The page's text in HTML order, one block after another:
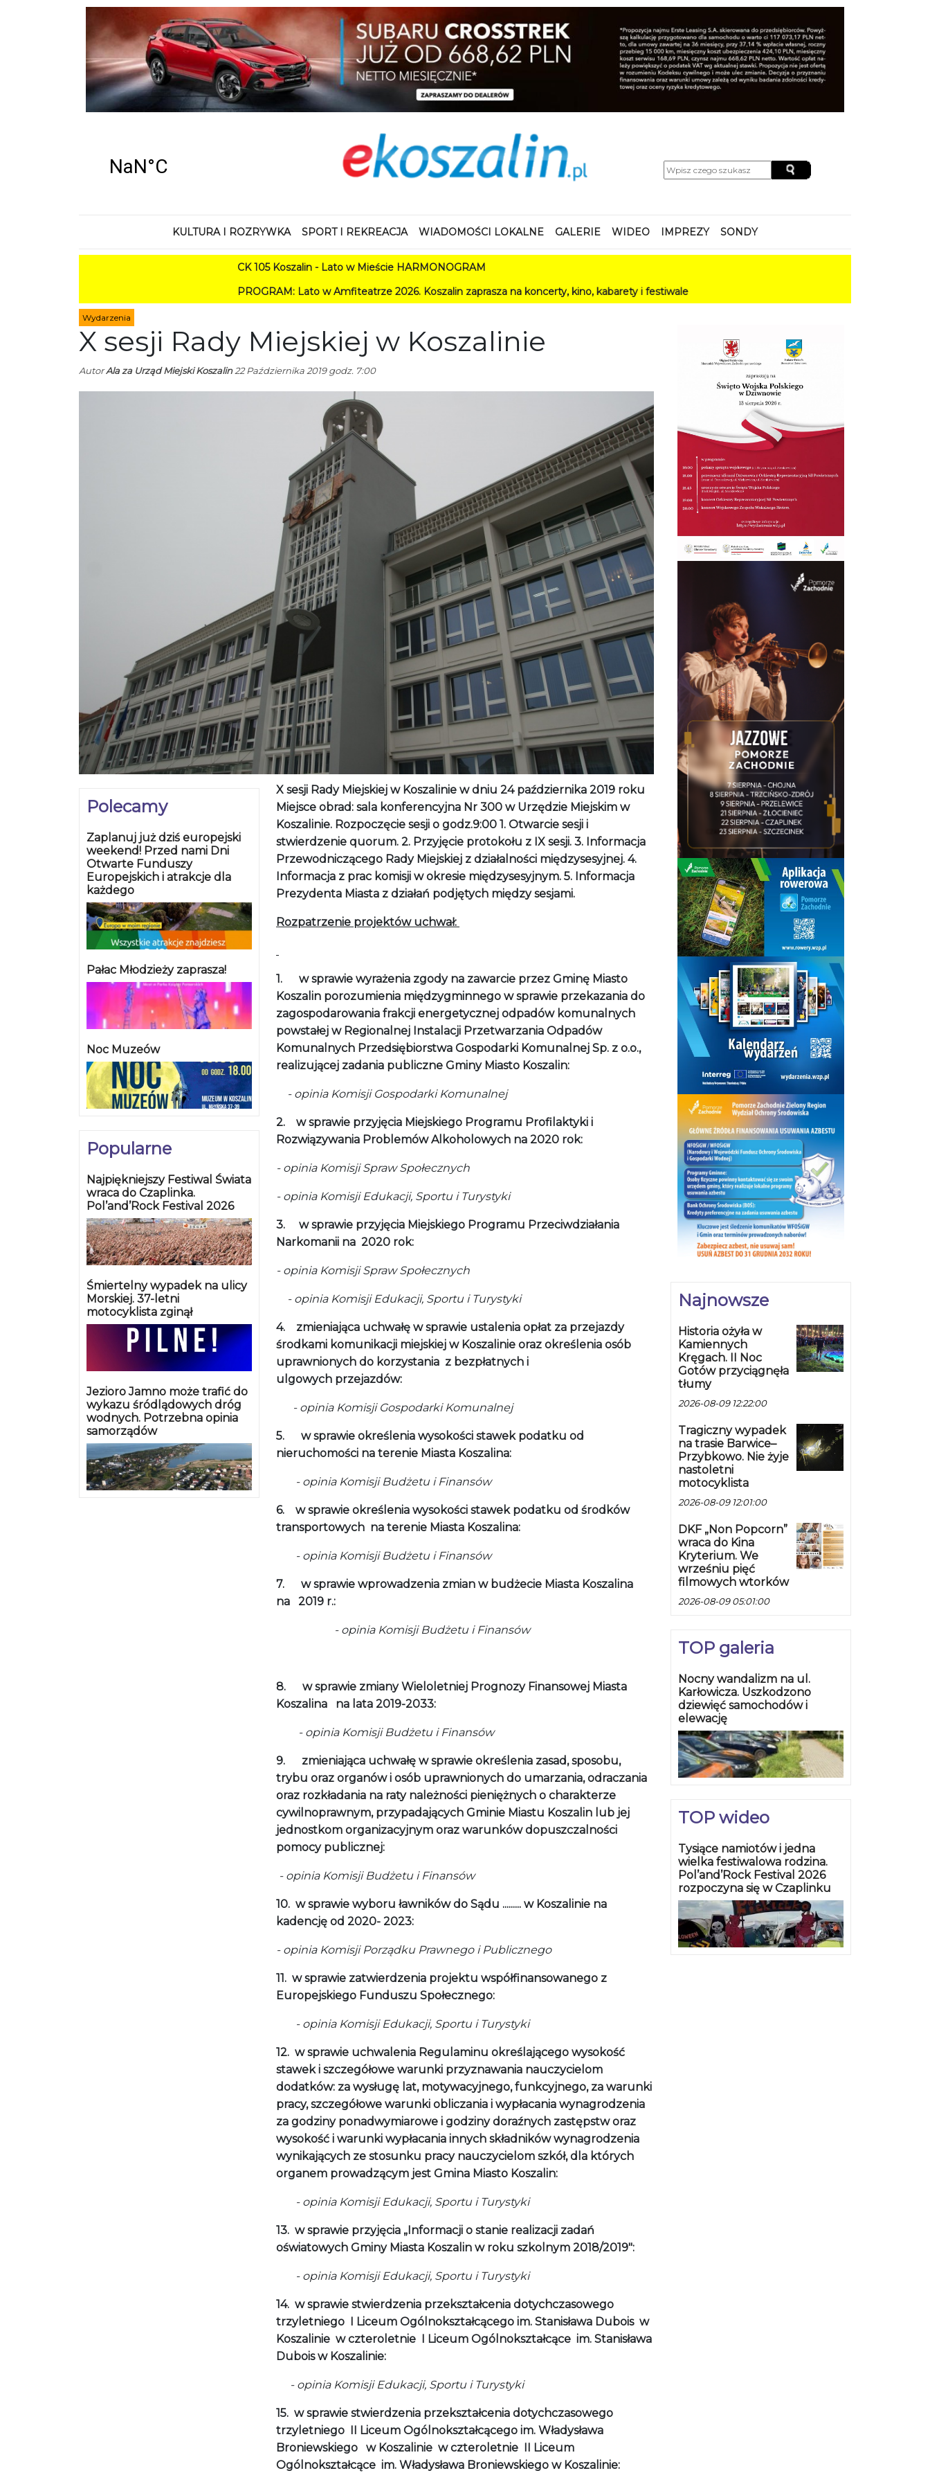
KULTURA I ROZRYWKA SPORT I REKREACJA WIADOMOŚCI LOKALNE GALERIE WIDEO IMPREZY SONDY
CK 105 Koszalin - Lato w Mieście HARMONOGRAM
PROGRAM: Lato w Amfiteatrze 2026. Koszalin zaprasza na koncerty, kino, kabarety i festiwale
Wydarzenia
X sesji Rady Miejskiej w Koszalinie
AutorAla za Urząd Miejski Koszalin22 Października 2019 godz. 7:00
Polecamy
Zaplanuj już dziś europejski
weekend! Przed nami Dni
Otwarte Funduszy
Europejskich i atrakcje dla
każdego
Pałac Młodzieży zaprasza!
Noc Muzeów
Popularne
Najpiękniejszy Festiwal Świata
wraca do Czaplinka.
Pol’and’Rock Festival 2026
Śmiertelny wypadek na ulicy
Morskiej. 37-letni
motocyklista zginął
Jezioro Jamno może trafić do
wykazu śródlądowych dróg
wodnych. Potrzebna opinia
samorządów
X sesji Rady Miejskiej w Koszalinie w dniu 24 października 2019 roku
Miejsce obrad: sala konferencyjna Nr 300 w Urzędzie Miejskim w
Koszalinie. Rozpoczęcie sesji o godz.9:00 1. Otwarcie sesji i
stwierdzenie quorum. 2. Przyjęcie protokołu z IX sesji. 3. Informacja
Przewodniczącego Rady Miejskiej z działalności międzysesyjnej. 4.
Informacja z prac komisji w okresie międzysesyjnym. 5. Informacja
Prezydenta Miasta z działań podjętych między sesjami.
Rozpatrzenie projektów uchwał:
1.
w sprawie wyrażenia zgody na zawarcie przez Gminę Miasto
Koszalin porozumienia międzygminnego w sprawie przekazania do
zagospodarowania frakcji energetycznej odpadów komunalnych
powstałej w Regionalnej Instalacji Przetwarzania Odpadów
Komunalnych Przedsiębiorstwa Gospodarki Komunalnej Sp. z o.o.,
realizującej zadania publiczne Gminy Miasto Koszalin:
- opinia Komisji Gospodarki Komunalnej
2.
w sprawie przyjęcia Miejskiego Programu Profilaktyki i
Rozwiązywania Problemów Alkoholowych na 2020 rok:
- opinia Komisji Spraw Społecznych
- opinia Komisji Edukacji, Sportu i Turystyki
3.
w sprawie przyjęcia Miejskiego Programu Przeciwdziałania
Narkomanii na 2020 rok:
- opinia Komisji Spraw Społecznych
- opinia Komisji Edukacji, Sportu i Turystyki
4.
zmieniająca uchwałę w sprawie ustalenia opłat za przejazdy
środkami komunikacji miejskiej w Koszalinie oraz określenia osób
uprawnionych do korzystania z bezpłatnych i
ulgowych przejazdów:
- opinia Komisji Gospodarki Komunalnej
5.
w sprawie określenia wysokości stawek podatku od
nieruchomości na terenie Miasta Koszalina:
- opinia Komisji Budżetu i Finansów
6.
w sprawie określenia wysokości stawek podatku od środków
transportowych na terenie Miasta Koszalina:
- opinia Komisji Budżetu i Finansów
7.
w sprawie wprowadzenia zmian w budżecie Miasta Koszalina
na 2019 r.:
- opinia Komisji Budżetu i Finansów
8.
w sprawie zmiany Wieloletniej Prognozy Finansowej Miasta
Koszalina na lata 2019-2033:
- opinia Komisji Budżetu i Finansów
9.
zmieniająca uchwałę w sprawie określenia zasad, sposobu,
trybu oraz organów i osób uprawnionych do umarzania, odraczania
oraz rozkładania na raty należności pieniężnych o charakterze
cywilnoprawnym, przypadających Gminie Miastu Koszalin lub jej
jednostkom organizacyjnym oraz warunków dopuszczalności
pomocy publicznej:
- opinia Komisji Budżetu i Finansów
10. w sprawie wyboru ławników do Sądu ......... w Koszalinie na
kadencję od 2020- 2023:
- opinia Komisji Porządku Prawnego i Publicznego
11. w sprawie zatwierdzenia projektu współfinansowanego z
Europejskiego Funduszu Społecznego:
- opinia Komisji Edukacji, Sportu i Turystyki
12. w sprawie uchwalenia Regulaminu określającego wysokość
stawek i szczegółowe warunki przyznawania nauczycielom
dodatków: za wysługę lat, motywacyjnego, funkcyjnego, za warunki
pracy, szczegółowe warunki obliczania i wypłacania wynagrodzenia
za godziny ponadwymiarowe i godziny doraźnych zastępstw oraz
wysokość i warunki wypłacania innych składników wynagrodzenia
wynikających ze stosunku pracy nauczycielom szkół, dla których
organem prowadzącym jest Gmina Miasto Koszalin:
- opinia Komisji Edukacji, Sportu i Turystyki
13. w sprawie przyjęcia „Informacji o stanie realizacji zadań
oświatowych Gminy Miasta Koszalin w roku szkolnym 2018/2019":
- opinia Komisji Edukacji, Sportu i Turystyki
14. w sprawie stwierdzenia przekształcenia dotychczasowego
trzyletniego I Liceum Ogólnokształcącego im. Stanisława Dubois w
Koszalinie w czteroletnie I Liceum Ogólnokształcące im. Stanisława
Dubois w Koszalinie:
- opinia Komisji Edukacji, Sportu i Turystyki
15. w sprawie stwierdzenia przekształcenia dotychczasowego
trzyletniego II Liceum Ogólnokształcącego im. Władysława
Broniewskiego w Koszalinie w czteroletnie II Liceum
Ogólnokształcące im. Władysława Broniewskiego w Koszalinie:
Najnowsze
Historia ożyła w
Kamiennych
Kręgach. II Noc
Gotów przyciągnęła
tłumy
2026-08-09 12:22:00
Tragiczny wypadek
na trasie Barwice–
Przybkowo. Nie żyje
nastoletni
motocyklista
2026-08-09 12:01:00
DKF „Non Popcorn”
wraca do Kina
Kryterium. We
wrześniu pięć
filmowych wtorków
2026-08-09 05:01:00
TOP galeria
Nocny wandalizm na ul.
Karłowicza. Uszkodzono
dziewięć samochodów i
elewację
TOP wideo
Tysiące namiotów i jedna
wielka festiwalowa rodzina.
Pol’and’Rock Festival 2026
rozpoczyna się w Czaplinku